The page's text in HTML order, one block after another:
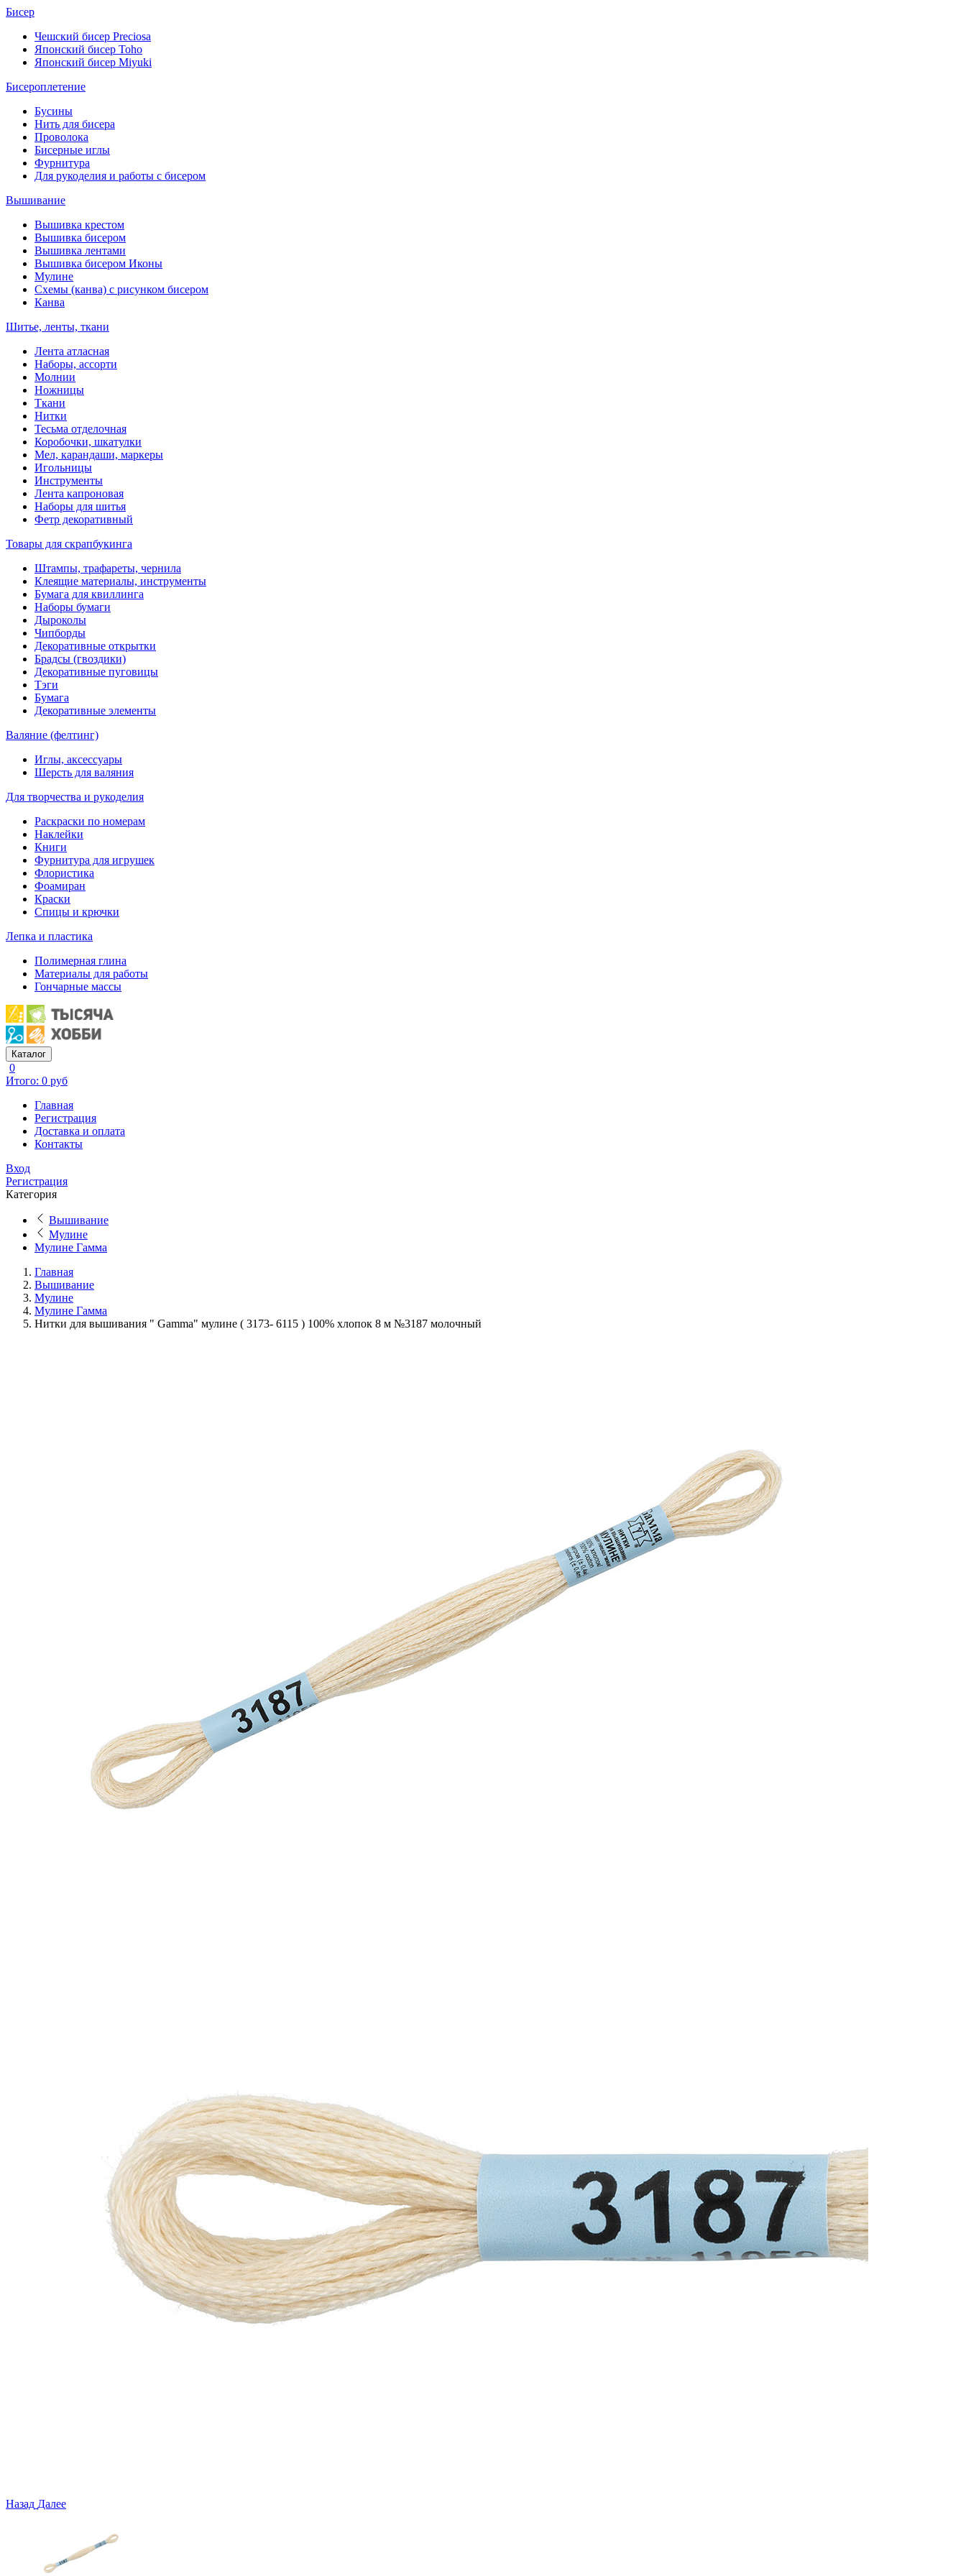
Бисер
Чешский бисер Preciosa
Японский бисер Toho
Японский бисер Miyuki
Бисероплетение
Бусины
Нить для бисера
Проволока
Бисерные иглы
Фурнитура
Для рукоделия и работы с бисером
Вышивание
Вышивка крестом
Вышивка бисером
Вышивка лентами
Вышивка бисером Иконы
Мулине
Схемы (канва) с рисунком бисером
Канва
Шитье, ленты, ткани
Лента атласная
Наборы, ассорти
Молнии
Ножницы
Ткани
Нитки
Тесьма отделочная
Коробочки, шкатулки
Мел, карандаши, маркеры
Игольницы
Инструменты
Лента капроновая
Наборы для шитья
Фетр декоративный
Товары для скрапбукинга
Штампы, трафареты, чернила
Клеящие материалы, инструменты
Бумага для квиллинга
Наборы бумаги
Дыроколы
Чипборды
Декоративные открытки
Брадсы (гвоздики)
Декоративные пуговицы
Тэги
Бумага
Декоративные элементы
Валяние (фелтинг)
Иглы, аксессуары
Шерсть для валяния
Для творчества и рукоделия
Раскраски по номерам
Наклейки
Книги
Фурнитура для игрушек
Флористика
Фоамиран
Краски
Спицы и крючки
Лепка и пластика
Полимерная глина
Материалы для работы
Гончарные массы
Каталог
0
Итого: 0 руб
Главная
Регистрация
Доставка и оплата
Контакты
Вход
Регистрация
Категория
Вышивание
Мулине
Мулине Гамма
Главная
Вышивание
Мулине
Мулине Гамма
Нитки для вышивания " Gamma" мулине ( 3173- 6115 ) 100% хлопок 8 м №3187 молочный
Назад Далее